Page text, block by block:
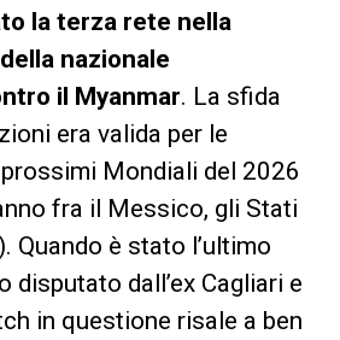
la terza rete nella
nazionale
il Myanmar. La sfida
era valida per le
Mondiali del 2026
fra il Messico, gli Stati
Quando è stato l’ultimo
disputato dall’ex Cagliari e
in questione risale a ben